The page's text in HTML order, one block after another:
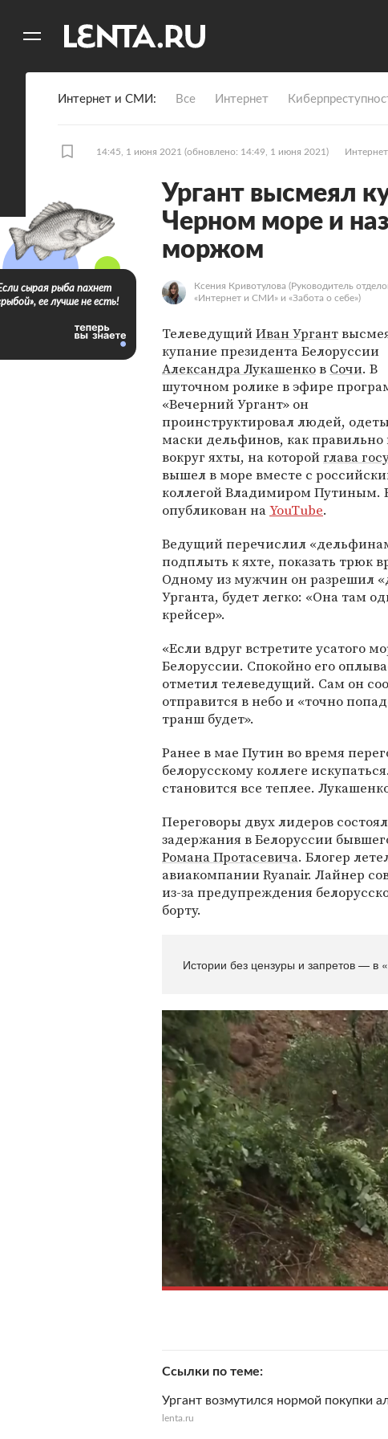
Интернет и СМИ Все Интернет
14:45, 1 июня 2021 (обновлено: 14:49, 1 июня 2021)
Ургант высмеял
Черном море и
моржом
Ксения Кривотулова (Руководитель
«Интернет и СМИ» и «Забота о себе»)
ТелеведущийИван Ургант
купание президента Белоруссии
Александра Лукашенков Сочи. В
шуточном ролике в эфире
«Вечерний Ургант» он
проинструктировал людей,
маски дельфинов, как правильно
вокруг яхты, на которойглава
вышел в море вместе с
коллегой Владимиром Путиным.
опубликован наYouTube.
Ведущий перечислил
подплыть к яхте, показать трюк
Одному из мужчин он разрешил
Урганта, будет легко: «Она там
крейсер».
«Если вдруг встретите усатого
Белоруссии. Спокойно его
отметил телеведущий. Сам он
отправится в небо и «точно
транш будет».
Ранее в мае Путин во время
белорусскому коллеге
становится все теплее.
Переговоры двух лидеров
задержания в Белоруссии
Романа Протасевича. Блогер
авиакомпании Ryanair. Лайнер
из-за предупреждения
борту.
Истории без цензуры и запретов — в
Ссылки по теме
Ургант возмутился нормой покупки
lenta.ru
сырая рыба пахнет
ее лучше не есть!